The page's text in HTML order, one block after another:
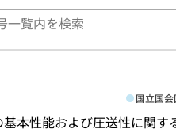
国立国
本性能および圧送性に関す